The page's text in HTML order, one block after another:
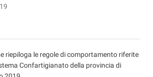
riepiloga le regole di comportamento riferite
Confartigianato della provincia di